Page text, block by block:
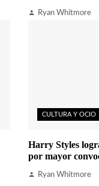
Ryan Whitmore
CULTURA Y OCIO
Harry Styles
por mayor
Ryan Whitmore